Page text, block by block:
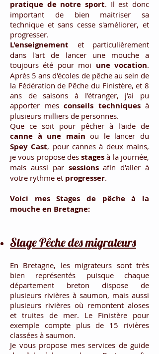
pratique de notre sport. Il est donc
important de bien maitriser sa
technique et sans cesse s'améliorer, et
progresser.
L'enseignement et particulièrement
dans l'art de lancer une mouche a
toujours été pour moi une vocation.
Après 5 ans d'écoles de pêche au sein de
la Fédération de Pêche du Finistère, et 8
ans de saisons à l'étranger, j'ai pu
apporter mes conseils techniquesà
plusieurs milliers de personnes.
Que ce soit pour pêcher à l'aide de
canne à une main ou le lancer du
Spey Cast, pour cannes à deux mains,
je vous propose desstages à la journée,
mais aussi par sessionsafin d'aller à
votre rythme et progresser.
Voici mes Stages de pêche à la
mouche en Bretagne:
Stage Pêche des migrateurs
En Bretagne, les migrateurs sont très
bien représentés puisque chaque
département breton dispose de
plusieurs rivières à saumon, mais aussi
plusieurs rivières où remontent aloses
et truites de mer. Le Finistère pour
exemple compte plus de 15 rivières
classées à saumon.
Je vous propose mes services de guide